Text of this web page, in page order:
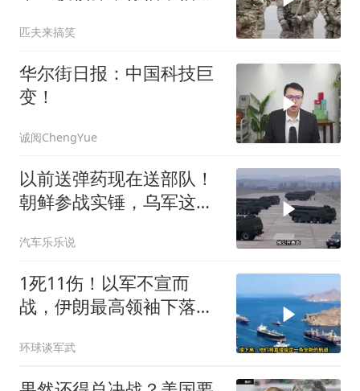
1
匹夫来搞笑
华尔街日报：中国科技巨
变！
诚阅ChengYue
以前送弹药现在送部队！
朝鲜参战实锤，乌军这波
汽车乐乐说
1死11伤！以军不宣而
战，伊朗最高领袖下落不
环球谈军武